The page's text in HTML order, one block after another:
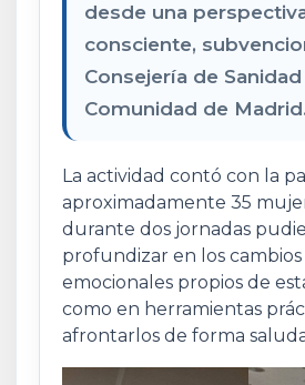
desde una
consciente,
Consejería de
Comunidad de
La actividad contó con la
aproximadamente 35
durante dos jornadas
profundizar en los cambios
emocionales propios de
como en herramientas
afrontarlos de forma